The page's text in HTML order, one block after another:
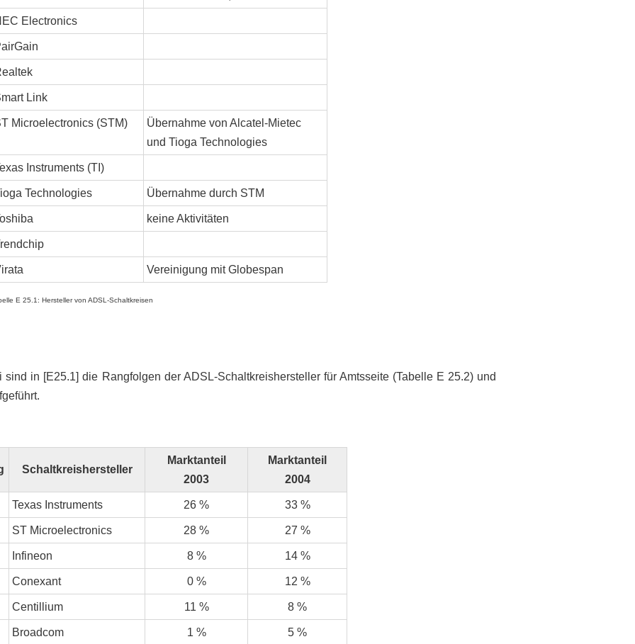
Electronics
Link
Microelectronics (STM)
Übernahme von Alcatel-Mietec
und Tioga Technologies
Instruments (TI)
Technologies Übernahme durch STM
keine Aktivitäten
Vereinigung mit Globespan
E 25.1: Hersteller von ADSL-Schaltkreisen
in [E25.1] die Rangfolgen der ADSL-Schaltkreishersteller für Amtsseite (Tabelle E 25.2) und
Schaltkreishersteller
Marktanteil
2003
Marktanteil
2004
Texas Instruments 26 % 33 %
ST Microelectronics 28 % 27 %
Infineon 8 % 14 %
Conexant 0 % 12 %
Centillium 11 % 8 %
Broadcom 1 % 5 %